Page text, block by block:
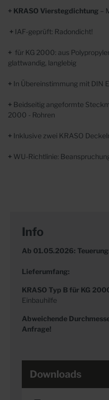
+ KRASO Vierstegdichtung –
+ IAF-geprüft: Radondicht!
+ für KG 2000: aus
glattwandig, langlebig
+ In Übereinstimmung mit DIN
+ Beidseitig angeformte
2000 - Rohren
+ Inklusive zwei KRASO
+ WU-Richtlinie:
Info
Ab 01.05.2026:
Lieferumfang:
KRASO Typ B für KG
Einbauhilfe
Abweichende
Anfrage!
Downloads